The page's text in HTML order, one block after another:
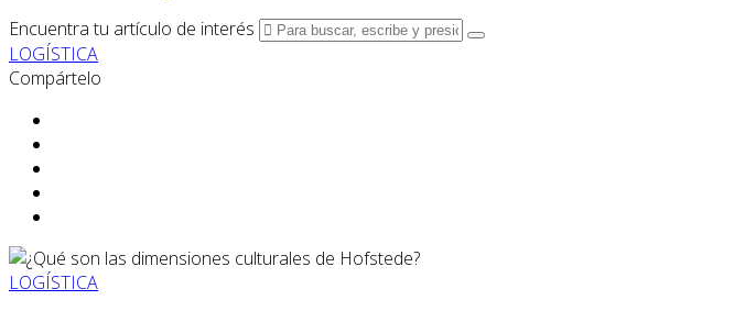
Encuentra tu artículo de interés
LOGÍSTICA
Compártelo
LOGÍSTICA